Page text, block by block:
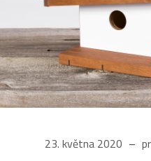
23. května 2020